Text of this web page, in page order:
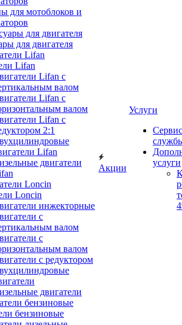
для мотоблоков и
для двигателя
Lifan
Lifan с
валом
Lifan с
валом
Lifan с
2:1
Lifan
двигатели
Loncin
инжекторные
с
валом
с
валом
с редуктором
двигатели
бензиновые
Акции
Услуги
услуги